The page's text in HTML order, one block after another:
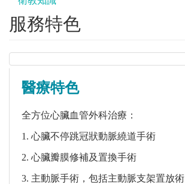
服務特色
醫療特色
全方位心臟血管外科治療：
1. 心臟不停跳冠狀動脈繞道手術
2. 心臟瓣膜修補及置換手術
3. 主動脈手術，包括主動脈支架置放術